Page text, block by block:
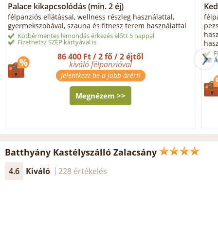
Palace kikapcsolódás (min. 2 éj)
félpanziós ellátással, wellness részleg használattal,
gyermekszobával, szauna és fitnesz terem használattal
Kötbérmentes lemondás érkezés előtt 5 nappal
Fizethetsz SZÉP kártyával is
86 400 Ft / 2 fő / 2 éjtől
kiváló félpanzióval
Jelentkezz be a jobb árért!
Megnézem >>
Batthyány Kastélyszálló Zalacsány
4.6 Kiváló 228 értékelés